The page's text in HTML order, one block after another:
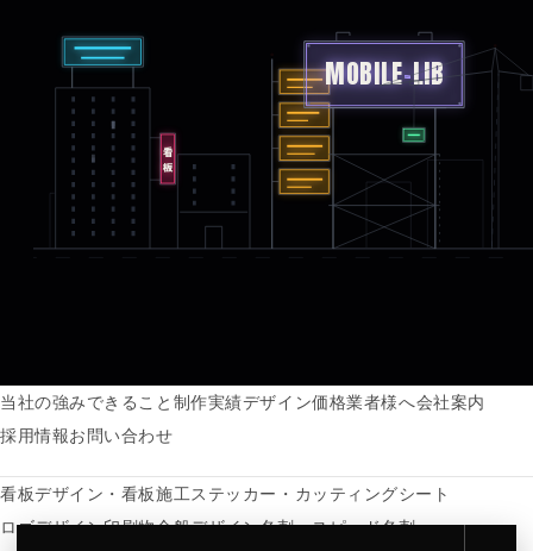
看板
MOBILE-LIB
当社の強みできること制作実績デザイン価格業者様へ会社案内
採用情報お問い合わせ
看板デザイン・看板施工ステッカー・カッティングシート
ロゴデザイン印刷物全般デザイン名刺・スピード名刺